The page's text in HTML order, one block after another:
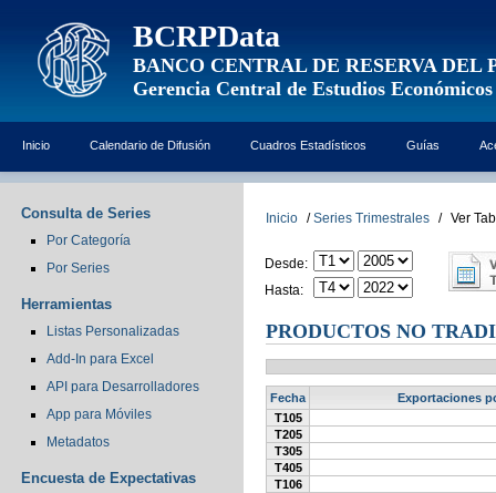
BCRPData
BANCO CENTRAL DE RESERVA DEL
Gerencia Central de Estudios Económicos
Inicio Calendario de Difusión Cuadros Estadísticos Guías
Consulta de Series
Por Categoría
Por Series
Herramientas
Listas Personalizadas
Add-In para Excel
API para Desarrolladores
App para Móviles
Metadatos
Encuesta de Expectativas
Inicio / Series Trimestrales / Ver
Desde:
Hasta:
PRODUCTOS NO
Fecha
Exportaciones
T105
T205
T305
T405
T106